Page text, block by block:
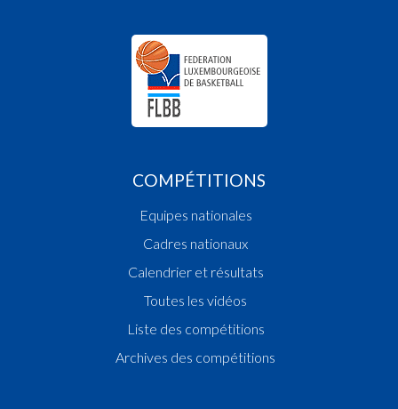
COMPÉTITIONS
Equipes nationales
Cadres nationaux
Calendrier et résultats
Toutes les vidéos
Liste des compétitions
Archives des compétitions